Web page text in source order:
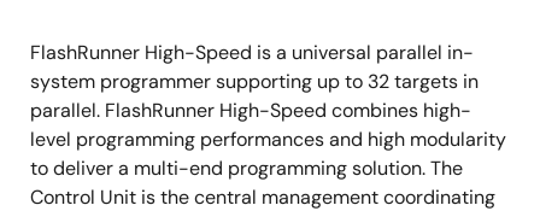
説
明
FlashRunner High-Speed is a universal parallel in-
system programmer supporting up to 32 targets in
parallel. FlashRunner High-Speed combines high-
level programming performances and high modularity
to deliver a multi-end programming solution. The
Control Unit is the central management coordinating